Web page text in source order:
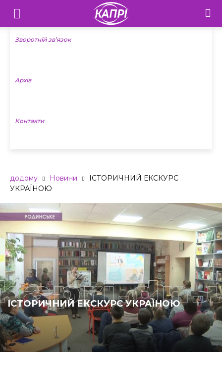
Телебачення
«Капрі»
Новини
Зворотній зв’язок
Архів
Контакти
додому Новини
ІСТОРИЧНИЙ ЕКСКУРС
УКРАЇНОЮ
ІСТОРИЧНИЙ ЕКСКУРС УКРАЇНОЮ